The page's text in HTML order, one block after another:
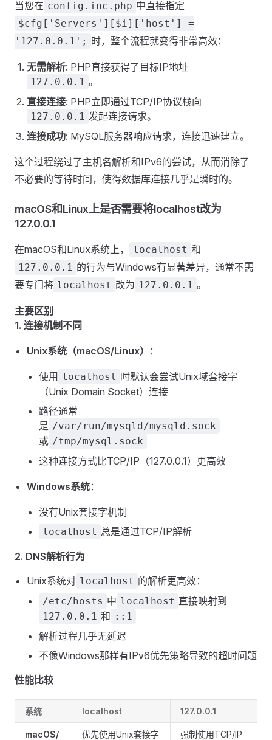
当您在 config.inc.php 中直接指定
$cfg['Servers'][$i]['host'] =
'127.0.0.1'; 时，整个流程就变得非常高效：
无需解析: PHP直接获得了目标IP地址
127.0.0.1 。
直接连接: PHP立即通过TCP/IP协议栈向
127.0.0.1 发起连接请求。
连接成功: MySQL服务器响应请求，连接迅速建立。
这个过程绕过了主机名解析和IPv6的尝试，从而消除了
不必要的等待时间，使得数据库连接几乎是瞬时的。
macOS和Linux上是否需要将localhost改为
127.0.0.1
在macOS和Linux系统上， localhost 和
127.0.0.1 的行为与Windows有显著差异，通常不需
要专门将 localhost 改为 127.0.0.1 。
主要区别
1. 连接机制不同
Unix系统（macOS/Linux） ：
使用 localhost 时默认会尝试Unix域套接字
（Unix Domain Socket）连接
路径通常
是 /var/run/mysqld/mysqld.sock
或 /tmp/mysql.sock
这种连接方式比TCP/IP（127.0.0.1）更高效
Windows系统：
没有Unix套接字机制
localhost 总是通过TCP/IP解析
2. DNS解析行为
Unix系统对 localhost 的解析更高效：
/etc/hosts 中 localhost 直接映射到
127.0.0.1 和 ::1
解析过程几乎无延迟
不像Windows那样有IPv6优先策略导致的超时问题
性能比较
系统 localhost 127.0.0.1
macOS/
优先使用Unix套接字
强制使用TCP/IP